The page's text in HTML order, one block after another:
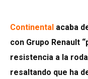
Continental acaba
con Grupo Renault
resistencia a la
resaltando que ha